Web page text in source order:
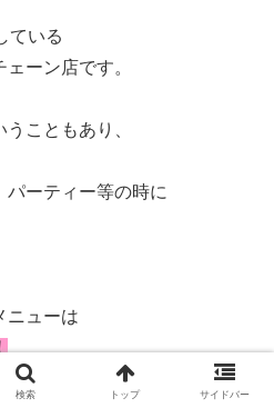
ている
ーン店です。
こともあり、
パーティー等の時に
ニューは
て仕入れをしてない時期もあ
検索 トップ サイドバー